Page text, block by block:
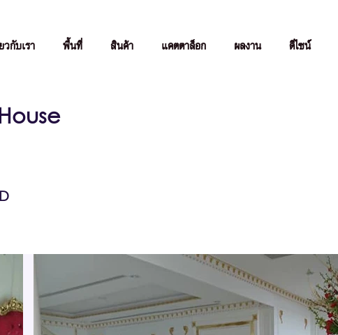
วกับเรา พื้นที่ สินค้า แคตตาล็อก ผลงาน ดีไซน์